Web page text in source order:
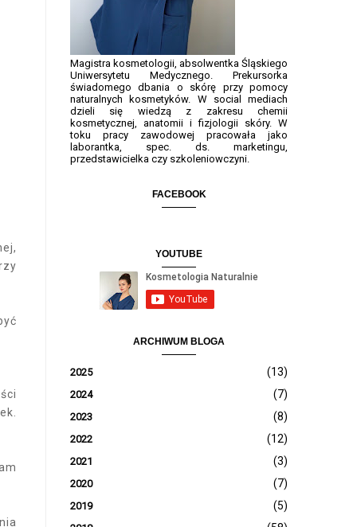
Magistra kosmetologii, absolwentka Śląskiego
Uniwersytetu Medycznego. Prekursorka
świadomego dbania o skórę przy pomocy
naturalnych kosmetyków. W social mediach
dzieli się wiedzą z zakresu chemii
kosmetycznej, anatomii i fizjologii skóry. W
toku pracy zawodowej pracowała jako
laborantka, spec. ds. marketingu,
przedstawicielka czy szkoleniowczyni.
FACEBOOK
YOUTUBE
ARCHIWUM BLOGA
2025 (13)
2024 (7)
2023 (8)
2022 (12)
2021 (3)
2020 (7)
2019 (5)